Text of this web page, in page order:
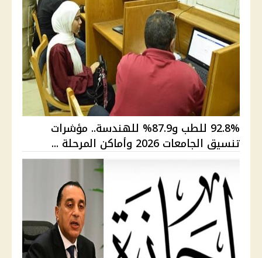
92.8% للطب و87.9% للهندسة.. مؤشرات
تنسيق الجامعات 2026 وأماكن المرحلة ...